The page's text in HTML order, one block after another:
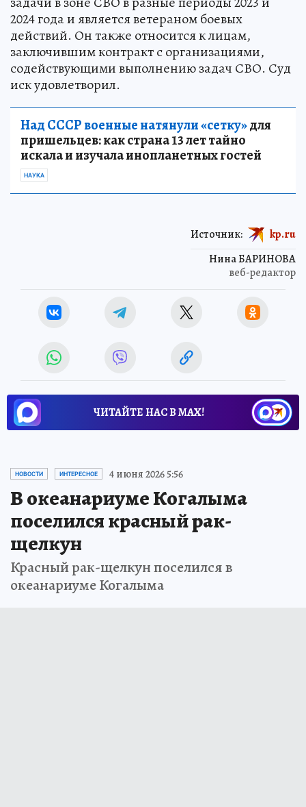
2024 года и является ветераном боевых
действий. Он также относится к лицам,
заключившим контракт с организациями,
содействующими выполнению задач СВО. Суд
иск удовлетворил.
Над СССР военные натянули «сетку»для
пришельцев: как страна 13 лет тайно
искала и изучала инопланетных гостей
НАУКА
Нина БАРИНОВА
веб-редактор
Источник: kp.ru
ЧИТАЙТЕ НАС В МАХ!
НОВОСТИ ИНТЕРЕСНОЕ 4 июня 2026 5:56
В океанариуме Когалыма
поселился красный рак-
щелкун
Красный рак-щелкун поселился в
океанариуме Когалыма